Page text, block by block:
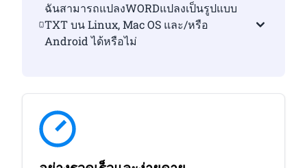
ฉันสามารถแปลงWORDแปลงเป็นรูปแบบ
TXT บน Linux, Mac OS และ/หรือ
Android ได้หรือไม่